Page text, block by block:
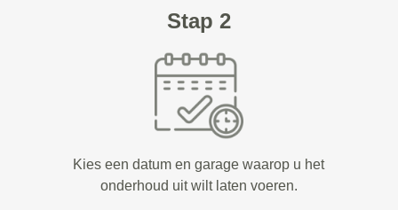
Stap 2
Kies een datum en garage waarop u het
onderhoud uit wilt laten voeren.